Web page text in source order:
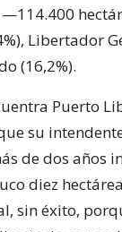
—114.400
Libertador
(16,2%).
Puerto
su
de dos años
diez
sin éxito,